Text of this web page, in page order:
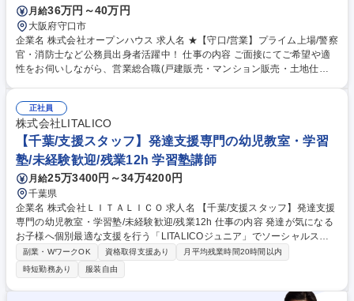
月給36万円～40万円
大阪府守口市
企業名 株式会社オープンハウス 求人名 ★【守口/営業】プライム上場/警察
官・消防士など公務員出身者活躍中！ 仕事の内容 ご面接にてご希望や適
性をお伺いしながら、営業総合職(戸建販売・マンション販売・土地仕入
85%以上が年収アップを実現！圧倒的な企業の成長から現在年間400名の
キャリア採用実施中！今チャンスを掴みませんか？■2025年4月から営業
総合職の最低月給が36万円に引き上げられました！固定給が高く、インセ
ンティブ比率も高いです。中途入社者の90%が未経験からスタートです
が、年次を問わず実力に応じた役職や報酬をご用意します。変更の範囲：
当社グループの業務全般 募集職種 ★【守口/営業】プライム上場/警察官・
消防士など公務員出身者活躍中！
正社員
株式会社LITALICO
【千葉/支援スタッフ】発達支援専門の幼児教室・学習
塾/未経験歓迎/残業12h 学習塾講師
月給25万3400円～34万4200円
千葉県
企業名 株式会社ＬＩＴＡＬＩＣＯ 求人名 【千葉/支援スタッフ】発達支援
専門の幼児教室・学習塾/未経験歓迎/残業12h 仕事の内容 発達が気になる
お子様へ個別最適な支援を行う「LITALICOジュニア」でソーシャルスキ
ル・学習支援の指導スタッフをお任せします。営業や販売での経験を活か
してオーダーメイドの支援を立案・実施いただきます。 【詳細】■支援立
案：お子様の好きなものや課題に合わせた独自のプログラムを作成し、遊
びや学習を通じて社会生活スキル獲得を目指します。■支援：計画に沿い
副業・WワークOK 資格取得支援あり
月平均残業時間20時間以内
時短勤務あり
服装自由